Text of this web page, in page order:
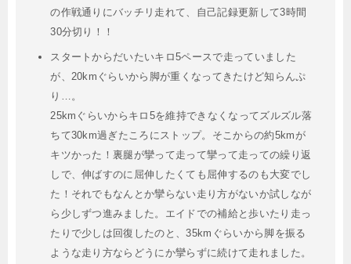
の作戦通りにバッチリ走れて、自己記録更新して3時間
30分切り！！
スタートからだいたいキロ5ペースで走っていました
が、20kmぐらいから脚が重くなってきたけど知らんぷ
り…。
25kmぐらいからキロ5を維持できなくなってズルズル落
ちて30km過ぎたころにストップ。そこからの約5kmが
キツかった！裏腿が攣って走って攣って走っての繰り返
しで、伸ばすのに屈伸したくても屈伸するのも大変でし
た！それでもなんとか攣らない走り方がないか試しなが
ら少しずつ進みました。エイドでの補給と歩いたり走っ
たりで少しは回復したのと、35kmぐらいから脚を振る
ような走り方ならどうにか攣らずに続けて走れました。